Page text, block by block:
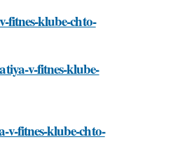
fitnes-klube-chto-
v-fitnes-klube-
v-fitnes-klube-chto-